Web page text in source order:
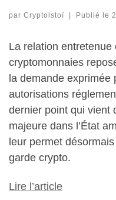
par Cryptolstoï | Publié le
La relation
cryptomonnaies
la demande exprimée
autorisations
dernier point qui vient
majeure dans l’État
leur permet
garde crypto.
Lire l’article